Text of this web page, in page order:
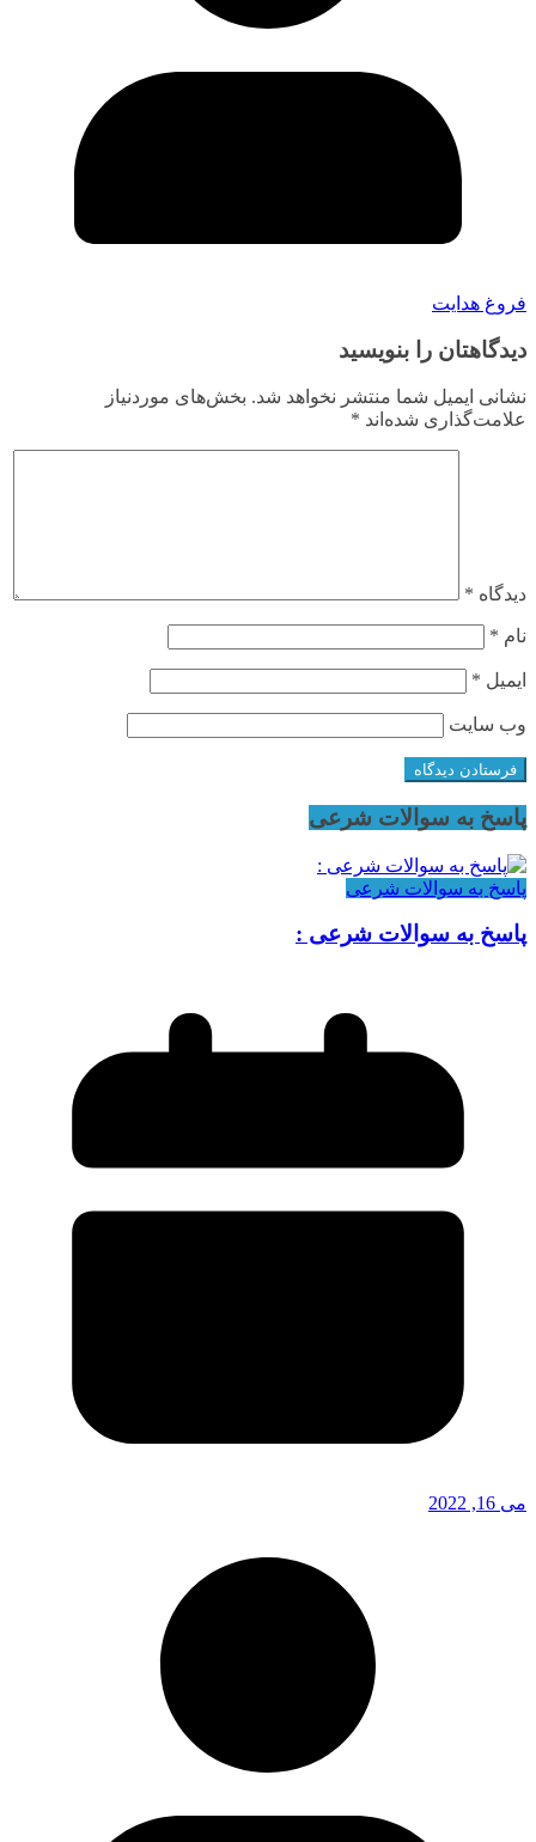
فروغ هدایت
دیدگاهتان را بنویسید
نشانی ایمیل شما منتشر نخواهد شد. بخش‌های موردنیاز
علامت‌گذاری شده‌اند *
دیدگاه *
نام *
ایمیل *
وب‌ سایت
پاسخ به سوالات شرعی
پاسخ به سوالات شرعی
پاسخ به سوالات شرعی :
می 16, 2022